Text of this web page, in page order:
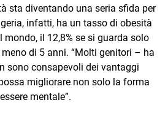
sta diventando una seria sfida per
infatti, ha un tasso di obesità
mondo, il 12,8% se si guarda solo
di 5 anni. “Molti genitori – ha
sono consapevoli dei vantaggi
migliorare non solo la forma
mentale”.